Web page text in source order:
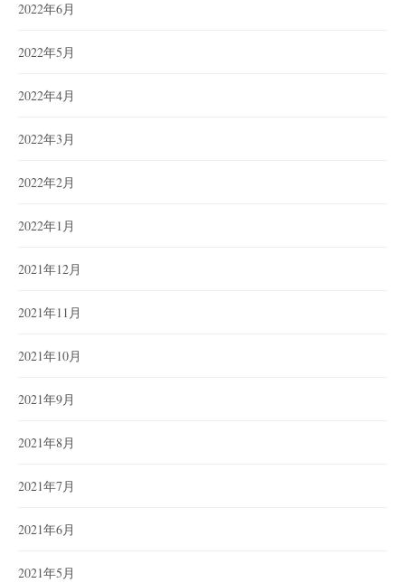
2022年6月
2022年5月
2022年4月
2022年3月
2022年2月
2022年1月
2021年12月
2021年11月
2021年10月
2021年9月
2021年8月
2021年7月
2021年6月
2021年5月